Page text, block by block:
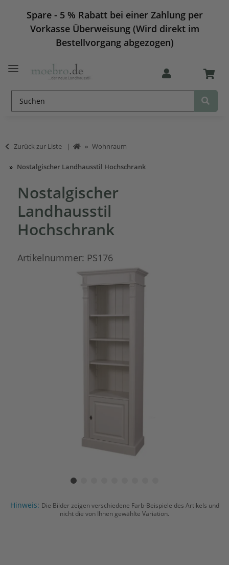
Spare - 5 % Rabatt bei einer Zahlung per
Vorkasse Überweisung (Wird direkt im
Bestellvorgang abgezogen)
Zurück zur Liste Wohnraum
Nostalgischer Landhausstil Hochschrank
Nostalgischer
Landhausstil
Hochschrank
Artikelnummer: PS176
Hinweis: Die Bilder zeigen verschiedene Farb-Beispiele des Artikels und
nicht die von Ihnen gewählte Variation.